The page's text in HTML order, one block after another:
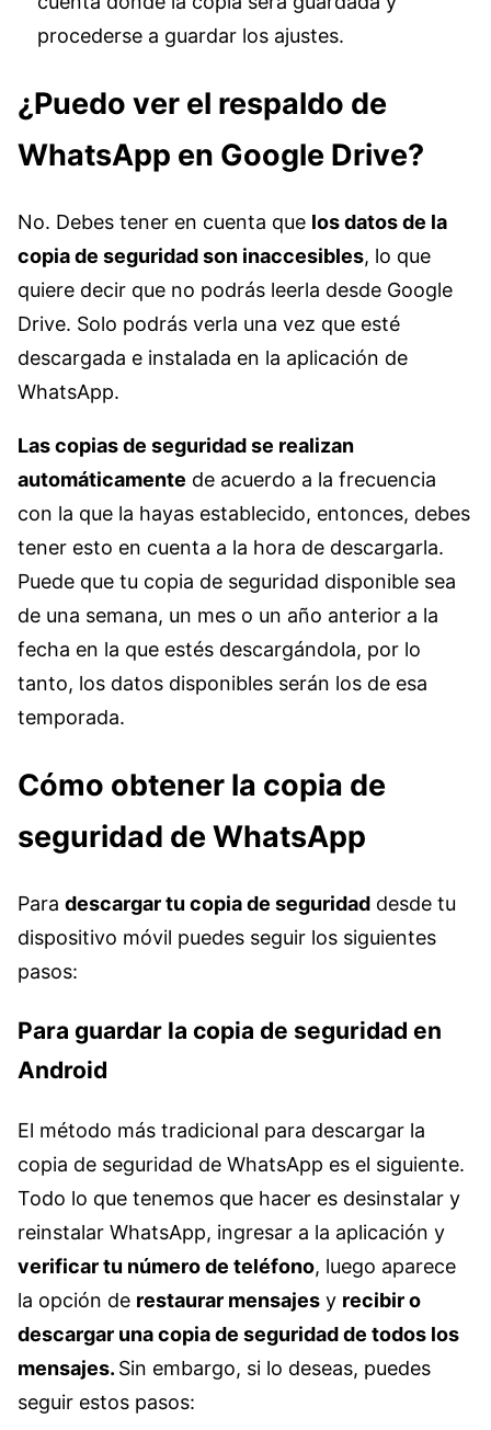
procederse a guardar los ajustes.
¿Puedo ver el respaldo de
WhatsApp en Google Drive?
No. Debes tener en cuenta que los datos de la
copia de seguridad son inaccesibles, lo que
quiere decir que no podrás leerla desde Google
Drive. Solo podrás verla una vez que esté
descargada e instalada en la aplicación de
WhatsApp.
Las copias de seguridad se realizan
automáticamente de acuerdo a la frecuencia
con la que la hayas establecido, entonces, debes
tener esto en cuenta a la hora de descargarla.
Puede que tu copia de seguridad disponible sea
de una semana, un mes o un año anterior a la
fecha en la que estés descargándola, por lo
tanto, los datos disponibles serán los de esa
temporada.
Cómo obtener la copia de
seguridad de WhatsApp
Para descargar tu copia de seguridad desde tu
dispositivo móvil puedes seguir los siguientes
pasos:
Para guardar la copia de seguridad en
Android
El método más tradicional para descargar la
copia de seguridad de WhatsApp es el siguiente.
Todo lo que tenemos que hacer es desinstalar y
reinstalar WhatsApp, ingresar a la aplicación y
verificar tu número de teléfono, luego aparece
la opción de restaurar mensajes y recibir o
descargar una copia de seguridad de todos los
mensajes. Sin embargo, si lo deseas, puedes
seguir estos pasos: